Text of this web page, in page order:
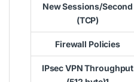
New Sessions/Second
(TCP)
Firewall Policies
IPsec VPN Throughput